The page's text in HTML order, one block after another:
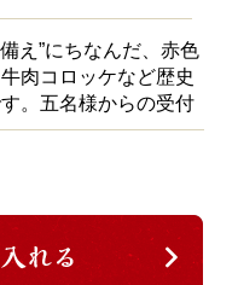
え”にちなんだ、赤色
肉コロッケなど歴史
。五名様からの受付